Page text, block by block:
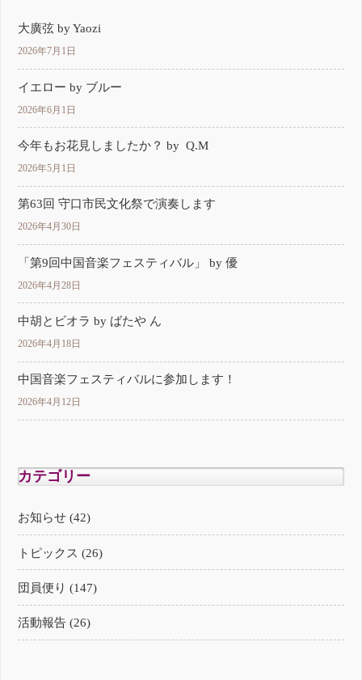
大廣弦 by Yaozi
2026年7月1日
イエロー by ブルー
2026年6月1日
今年もお花見しましたか？ by Q.M
2026年5月1日
第63回 守口市民文化祭で演奏します
2026年4月30日
「第9回中国音楽フェスティバル」 by 優
2026年4月28日
中胡とビオラ by ばたや ん
2026年4月18日
中国音楽フェスティバルに参加します！
2026年4月12日
カテゴリー
お知らせ (42)
トピックス (26)
団員便り (147)
活動報告 (26)